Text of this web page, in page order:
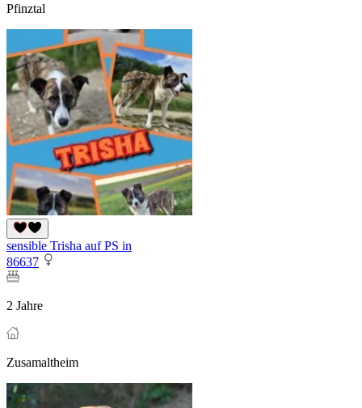
Pfinztal
sensible Trisha auf PS in
86637
2 Jahre
Zusamaltheim